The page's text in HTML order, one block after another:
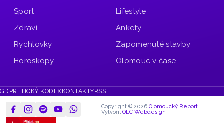
Sport
Zdraví
Rychlovky
Horoskopy
Lifestyle
Ankety
Zapomenuté stavby
Olomouc v čase
GDPR ETICKÝ KODEXKONTAKTYRSS
Copyright © 2026 Olomoucký Report
Vytvořil OLC Webdesign